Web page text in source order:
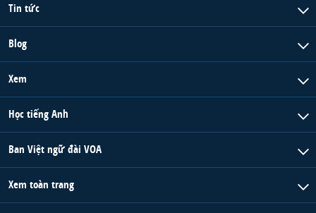
Tin tức
Blog
Xem
Học tiếng Anh
Ban Việt ngữ đài VOA
Xem toàn trang